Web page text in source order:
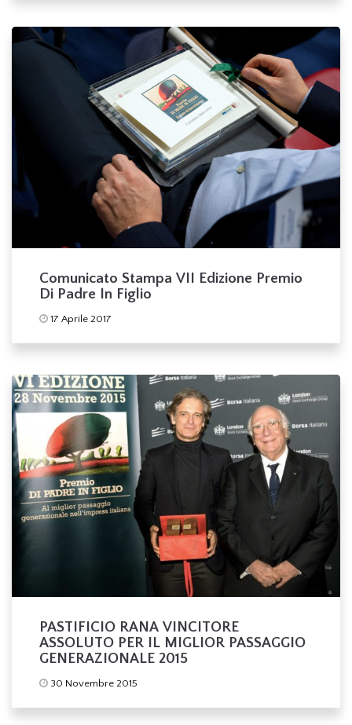
Comunicato Stampa VII Edizione Premio
Di Padre In Figlio
17 Aprile 2017
PASTIFICIO RANA VINCITORE
ASSOLUTO PER IL MIGLIOR PASSAGGIO
GENERAZIONALE 2015
30 Novembre 2015